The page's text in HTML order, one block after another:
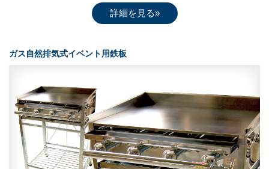
詳細を見る»
ガス自然排気式イベント用鉄板